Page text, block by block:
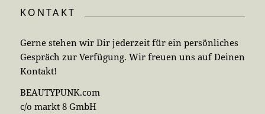
KONTAKT
Gerne stehen wir Dir jederzeit für ein persönliches
Gespräch zur Verfügung. Wir freuen uns auf Deinen
Kontakt!
BEAUTYPUNK.com
c/o markt 8 GmbH